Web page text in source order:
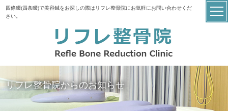
四條畷(四条畷)で美容鍼をお探しの際はリフレ整骨院にお気軽にお問い合わせくだ
さい。
リフレ整骨院からのお知らせ